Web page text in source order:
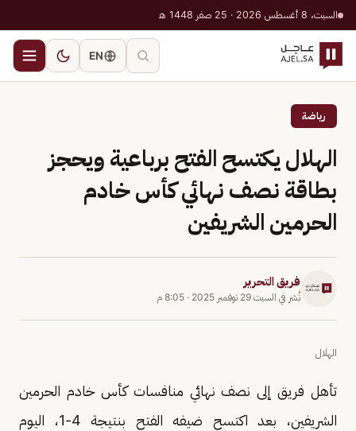
السبت، 8 أغسطس 2026 · 25 صفر 1448 هـ
EN
رياضة
الهلال يكتسح الفتح برباعية ويحجز
بطاقة نصف نهائي كأس خادم
الحرمين الشريفين
فريق التحرير
نُشر في السبت 29 نوفمبر 2025 · 8:05 م
الهلال
تأهل فريق إلى نصف نهائي منافسات كأس خادم الحرمين
الشريفين، بعد اكتسح ضيفه الفتح بنتيجة 4-1، اليوم